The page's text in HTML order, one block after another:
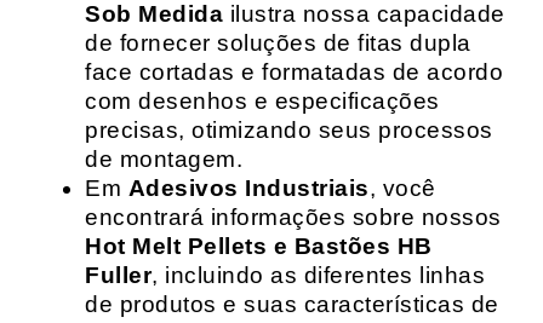
Sob Medida ilustra nossa capacidade
de fornecer soluções de fitas dupla
face cortadas e formatadas de acordo
com desenhos e especificações
precisas, otimizando seus processos
de montagem.
Em Adesivos Industriais, você
encontrará informações sobre nossos
Hot Melt Pellets e Bastões HB
Fuller, incluindo as diferentes linhas
de produtos e suas características de